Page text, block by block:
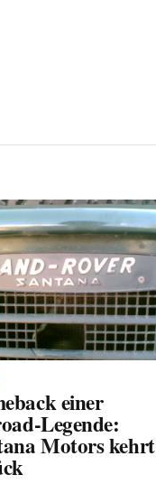
einer
Legende:
Motors kehrt